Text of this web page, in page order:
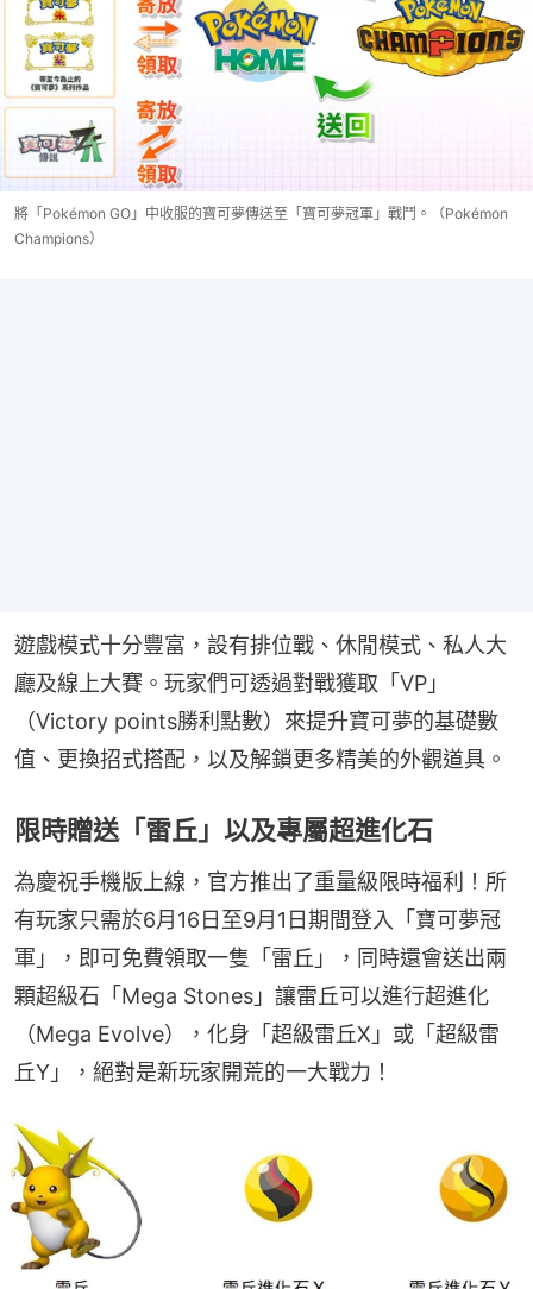
將「Pokémon GO」中收服的寶可夢傳送至「寶可夢冠軍」戰鬥。（Pokémon
Champions）
遊戲模式十分豐富，設有排位戰、休閒模式、私人大
廳及線上大賽。玩家們可透過對戰獲取「VP」
（Victory points勝利點數）來提升寶可夢的基礎數
值、更換招式搭配，以及解鎖更多精美的外觀道具。
限時贈送「雷丘」以及專屬超進化石
為慶祝手機版上線，官方推出了重量級限時福利！所
有玩家只需於6月16日至9月1日期間登入「寶可夢冠
軍」，即可免費領取一隻「雷丘」，同時還會送出兩
顆超級石「Mega Stones」讓雷丘可以進行超進化
（Mega Evolve），化身「超級雷丘X」或「超級雷
丘Y」，絕對是新玩家開荒的一大戰力！